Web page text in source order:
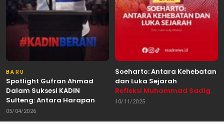
BARU
Spotlight Gufran Ahmad
Dalam Suksesi KADIN
Sulteng: Antara Harapan
dan Kebutuhan Perubahan
Oleh: Anshar Munir
05/04/2026
Soeharto: Antara Kehebatan
dan Luka Sejarah
Refleksi Muhammad Sadig
Alhabsyie, Akademisi UIN
Pemerhati Gerakan
10/11/2025